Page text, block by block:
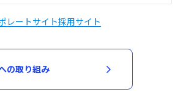
レートサイト採用サイト
の取り組み